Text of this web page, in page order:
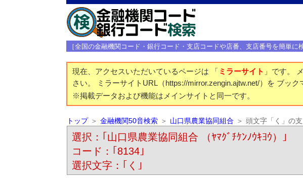
［全国の金融機関コード・銀行コード・支店コードや店番、支店番号を簡単に検
現在、アクセスいただいているページは 「 ミラーサイト 」です。
さい。 ミラーサイトURL（https://mirror.zengin.ajtw.net/）を ブック
※掲載データおよび機能はメインサイトと同一です。
トップ 金融機関50音検索 山口県農業協同組合 頭文字「く」の
選択：｢山口県農業協同組合 （ﾔﾏｸﾞﾁｹﾝﾉｳｷﾖｳ）｣
コード：｢8134｣
選択文字：｢く｣